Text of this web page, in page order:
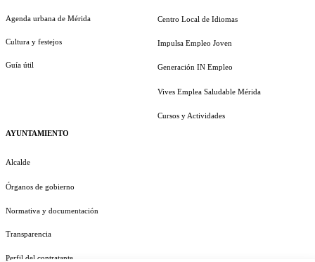
Agenda urbana de Mérida
Cultura y festejos
Guía útil
AYUNTAMIENTO
Alcalde
Órganos de gobierno
Normativa y documentación
Transparencia
Perfil del contratante
Centro Local de Idiomas
Impulsa Empleo Joven
Generación IN Empleo
Vives Emplea Saludable Mérida
Cursos y Actividades